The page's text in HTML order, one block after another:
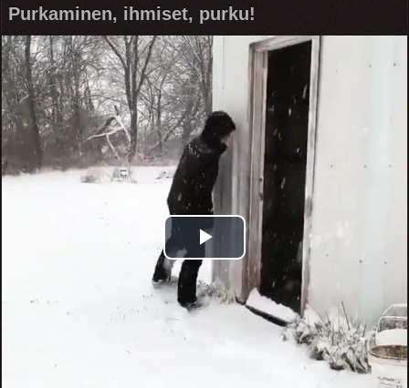
Purkaminen, ihmiset, purku!
Play
Video